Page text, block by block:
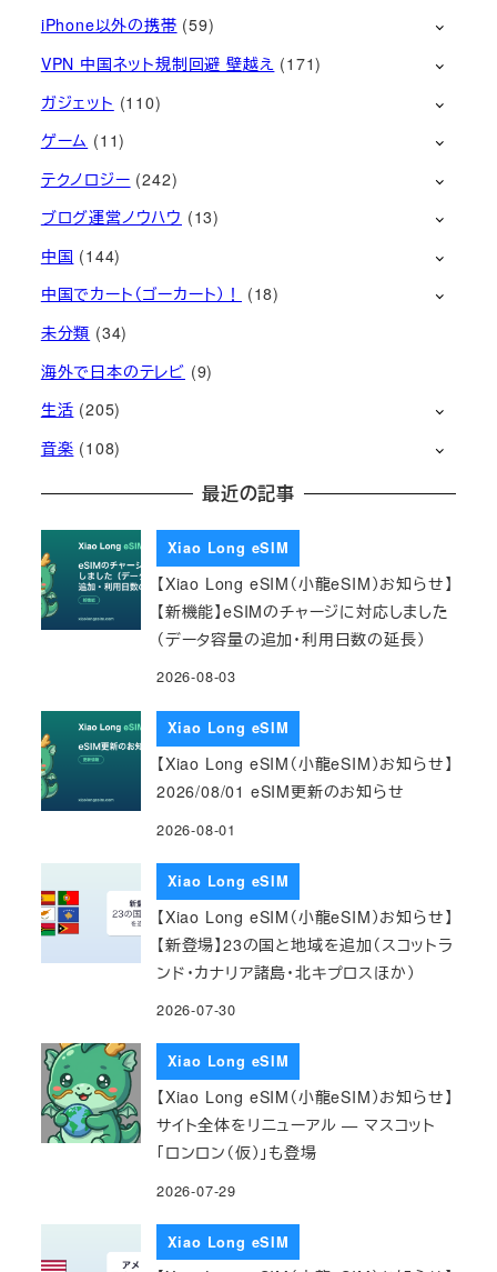
iPhone以外の携帯 (59)
VPN 中国ネット規制回避 壁越え (171)
ガジェット (110)
ゲーム (11)
テクノロジー (242)
ブログ運営ノウハウ (13)
中国 (144)
中国でカート（ゴーカート）！
(18)
未分類 (34)
海外で日本のテレビ (9)
生活 (205)
音楽 (108)
最近の記事
Xiao Long eSIM
【Xiao Long eSIM（小龍eSIM）お知らせ】
【新機能】eSIMのチャージに対応しました
（データ容量の追加・利用日数の延長）
2026-08-03
Xiao Long eSIM
【Xiao Long eSIM（小龍eSIM）お知らせ】
2026/08/01 eSIM更新のお知らせ
2026-08-01
Xiao Long eSIM
【Xiao Long eSIM（小龍eSIM）お知らせ】
【新登場】23の国と地域を追加（スコットラ
ンド・カナリア諸島・北キプロスほか）
2026-07-30
Xiao Long eSIM
【Xiao Long eSIM（小龍eSIM）お知らせ】
サイト全体をリニューアル — マスコット
「ロンロン（仮）」も登場
2026-07-29
Xiao Long eSIM